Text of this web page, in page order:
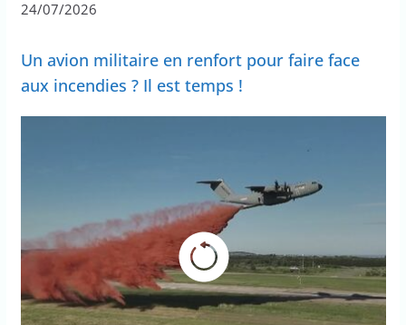
24/07/2026
Un avion militaire en renfort pour faire face
aux incendies ? Il est temps !